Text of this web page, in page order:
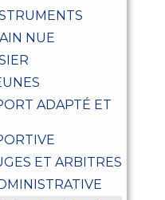
NUE
ADAPTÉ ET
ET ARBITRES